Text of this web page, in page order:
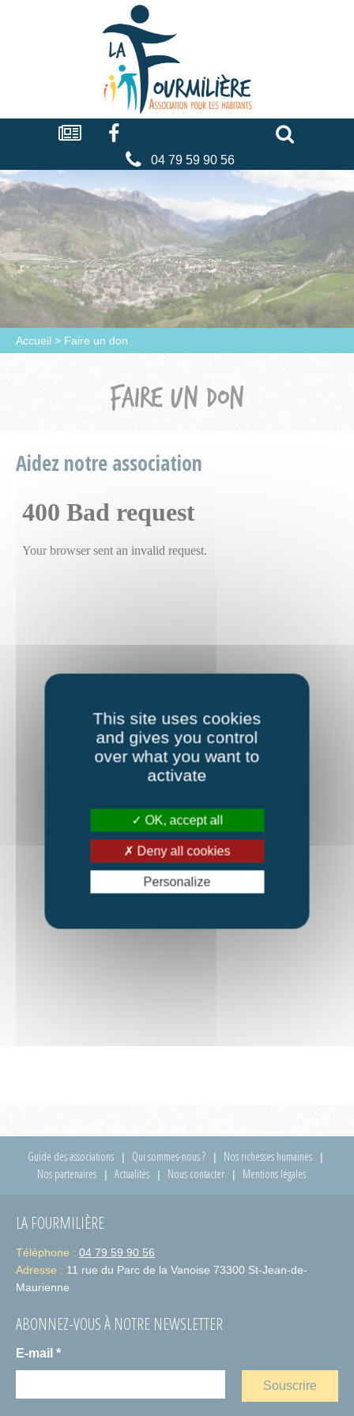
La
fourmilière
Actualités Facebook
04 79 59 90 56
Accueil > Faire un don
FAIRE UN DON
Aidez notre association
Guide des associations Qui sommes-nous ?
Nos richesses humaines
Nos partenaires
Actualités Nous contacter Mentions légales
LA FOURMILIÈRE
Téléphone : 04 79 59 90 56
Adresse : 11 rue du Parc de la Vanoise 73300 St-Jean-de-
Maurienne
ABONNEZ-VOUS À NOTRE NEWSLETTER
E-mail *
Cookies management panel
This site uses cookies
and gives you control
over what you want to
activate
OK, accept all
Deny all cookies
Personalize